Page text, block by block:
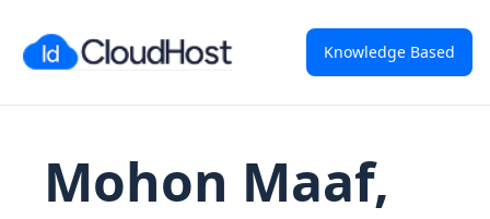
Knowledge Based
Mohon Maaf,